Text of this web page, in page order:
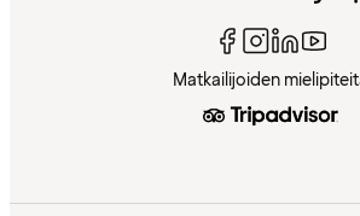
Matkailijoiden